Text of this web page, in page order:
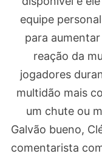
equipe
para
reação da
jogadores
multidão mais
um chute ou
Galvão bueno,
comentarista